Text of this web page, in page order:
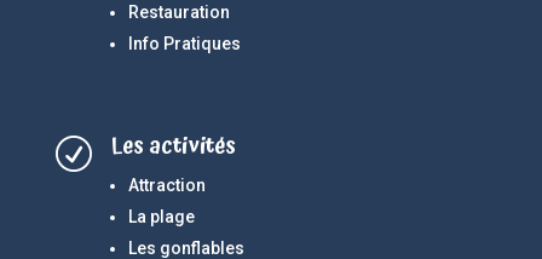
Restauration
Info Pratiques
R Les activités
Attraction
La plage
Les gonflables